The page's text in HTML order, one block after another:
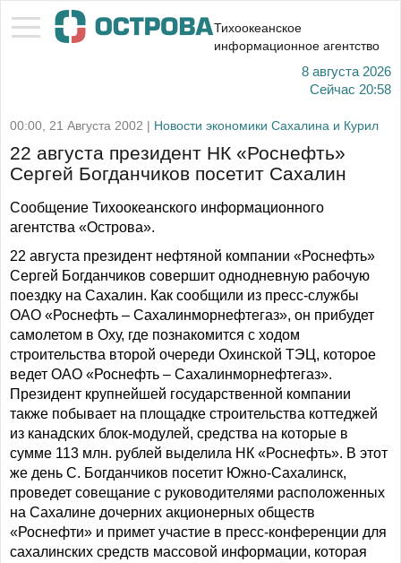
Тихоокеанское
информационное агентство
8 августа 2026
Сейчас 20:58
00:00, 21 Августа 2002 | Новости экономики Сахалина и Курил
22 августа президент НК «Роснефть»
Сергей Богданчиков посетит Сахалин
Сообщение Тихоокеанского информационного
агентства «Острова».
22 августа президент нефтяной компании «Роснефть»
Сергей Богданчиков совершит однодневную рабочую
поездку на Сахалин. Как сообщили из пресс-службы
ОАО «Роснефть – Сахалинморнефтегаз», он прибудет
самолетом в Оху, где познакомится с ходом
строительства второй очереди Охинской ТЭЦ, которое
ведет ОАО «Роснефть – Сахалинморнефтегаз».
Президент крупнейшей государственной компании
также побывает на площадке строительства коттеджей
из канадских блок-модулей, средства на которые в
сумме 113 млн. рублей выделила НК «Роснефть». В этот
же день С. Богданчиков посетит Южно-Сахалинск,
проведет совещание с руководителями расположенных
на Сахалине дочерних акционерных обществ
«Роснефти» и примет участие в пресс-конференции для
сахалинских средств массовой информации, которая